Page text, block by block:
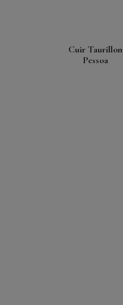
Cuir Taurillon
Pessoa